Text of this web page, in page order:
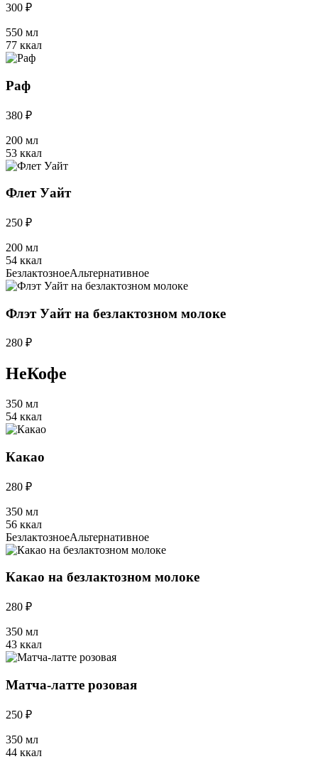
300 ₽
550 мл
77 ккал
Раф
380 ₽
200 мл
53 ккал
Флет Уайт
250 ₽
200 мл
54 ккал
БезлактозноеАльтернативное
Флэт Уайт на безлактозном молоке
280 ₽
НеКофе
350 мл
54 ккал
Какао
280 ₽
350 мл
56 ккал
БезлактозноеАльтернативное
Какао на безлактозном молоке
280 ₽
350 мл
43 ккал
Матча-латте розовая
250 ₽
350 мл
44 ккал